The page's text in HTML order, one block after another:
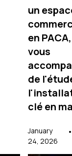
un
en
vous
de
clé en
January
24, 2026